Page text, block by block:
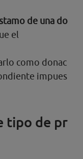
de una do
el
como donac
impues
tipo de pr